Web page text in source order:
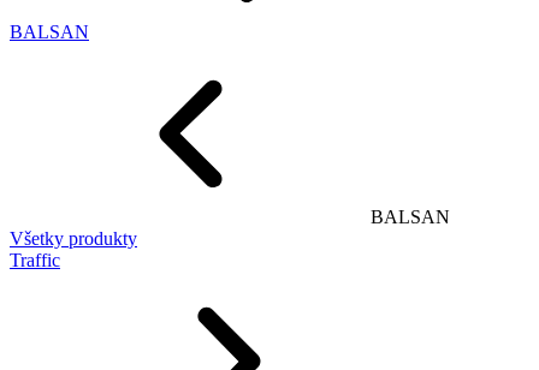
BALSAN
BALSAN
Všetky produkty
Traffic